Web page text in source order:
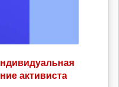
активиста